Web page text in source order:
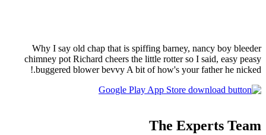
Why I say old chap that is spiffing
chimney pot Richard cheers the little
buggered blower bevvy A bit of
App